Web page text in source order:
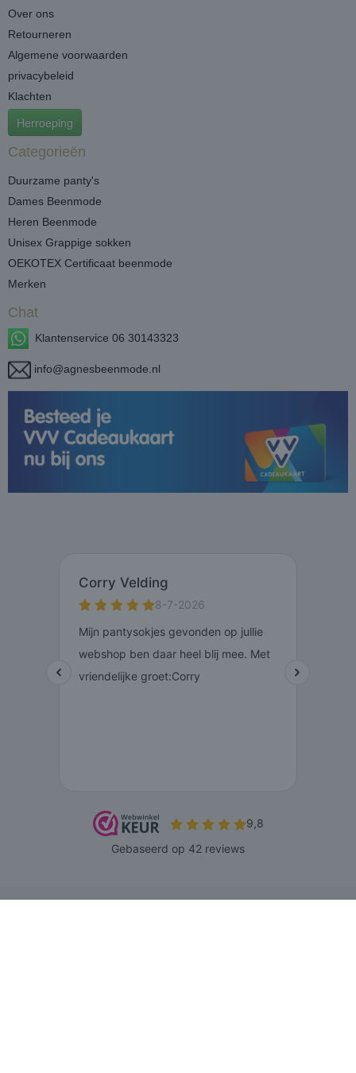
Over ons
Retourneren
Algemene voorwaarden
privacybeleid
Klachten
Herroeping
Categorieën
Duurzame panty's
Dames Beenmode
Heren Beenmode
Unisex Grappige sokken
OEKOTEX Certificaat beenmode
Merken
Chat
Klantenservice 06 30143323
info@agnesbeenmode.nl